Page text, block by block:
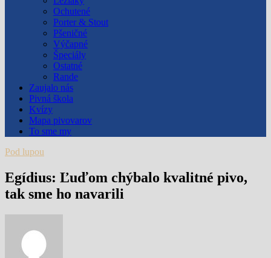
Ochutené
Porter & Stout
Pšeničné
Výčapné
Špeciály
Ostatné
Rande
Zaujalo nás
Pivná škola
Kvízy
Mapa pivovarov
To sme my
Pod lupou
Egídius: Ľuďom chýbalo kvalitné pivo,
tak sme ho navarili